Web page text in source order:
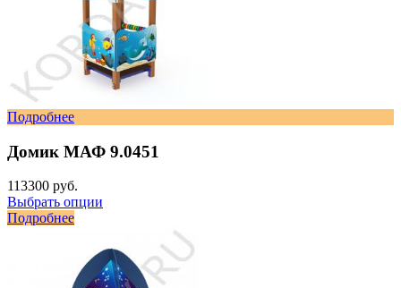
Подробнее
Домик МАФ 9.0451
113300 руб.
Выбрать опции
Подробнее